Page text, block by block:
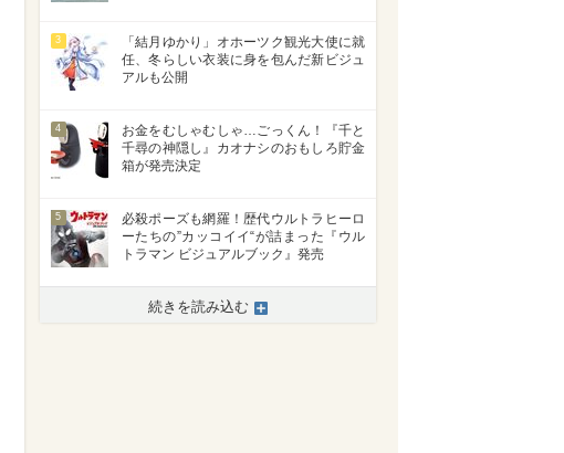
3
「結月ゆかり」オホーツク観光大使に就
任、冬らしい衣装に身を包んだ新ビジュ
アルも公開
4
お金をむしゃむしゃ…ごっくん！『千と
千尋の神隠し』カオナシのおもしろ貯金
箱が発売決定
5
必殺ポーズも網羅！歴代ウルトラヒーロ
ーたちの”カッコイイ“が詰まった『ウル
トラマン ビジュアルブック』発売
続きを読み込む